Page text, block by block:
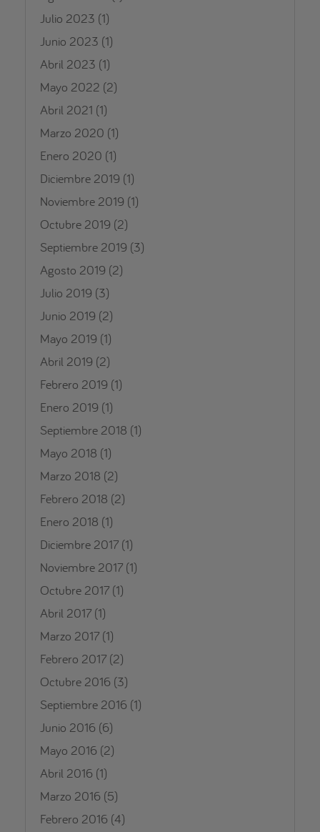
Julio 2023 (1)
Junio 2023 (1)
Abril 2023 (1)
Mayo 2022 (2)
Abril 2021 (1)
Marzo 2020 (1)
Enero 2020 (1)
Diciembre 2019 (1)
Noviembre 2019 (1)
Octubre 2019 (2)
Septiembre 2019 (3)
Agosto 2019 (2)
Julio 2019 (3)
Junio 2019 (2)
Mayo 2019 (1)
Abril 2019 (2)
Febrero 2019 (1)
Enero 2019 (1)
Septiembre 2018 (1)
Mayo 2018 (1)
Marzo 2018 (2)
Febrero 2018 (2)
Enero 2018 (1)
Diciembre 2017 (1)
Noviembre 2017 (1)
Octubre 2017 (1)
Abril 2017 (1)
Marzo 2017 (1)
Febrero 2017 (2)
Octubre 2016 (3)
Septiembre 2016 (1)
Junio 2016 (6)
Mayo 2016 (2)
Abril 2016 (1)
Marzo 2016 (5)
Febrero 2016 (4)